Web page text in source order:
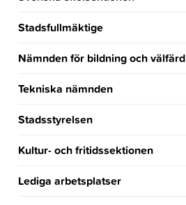
Stadsfullmäktige
Nämnden för bildning och välfärd
Tekniska nämnden
Stadsstyrelsen
Kultur- och fritidssektionen
Lediga arbetsplatser